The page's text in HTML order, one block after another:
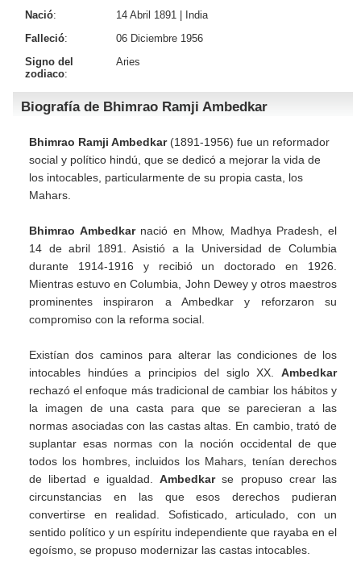
Nació: 14 Abril 1891 |
India
Falleció:
06 Diciembre 1956
Signo del
zodiaco:
Aries
Biografía de Bhimrao Ramji Ambedkar
Bhimrao Ramji Ambedkar(1891-1956) fue un reformador
social y político hindú, que se dedicó a mejorar la vida de
los intocables, particularmente de su propia casta, los
Mahars.
Bhimrao Ambedkarnació en Mhow, Madhya Pradesh, el
14 de abril 1891. Asistió a la Universidad de Columbia
durante 1914-1916 y recibió un doctorado en 1926.
Mientras estuvo en Columbia, John Dewey y otros maestros
prominentes inspiraron a Ambedkar y reforzaron su
compromiso con la reforma social.
Existían dos caminos para alterar las condiciones de los
intocables hindúes a principios del siglo XX. Ambedkar
rechazó el enfoque más tradicional de cambiar los hábitos y
la imagen de una casta para que se parecieran a las
normas asociadas con las castas altas. En cambio, trató de
suplantar esas normas con la noción occidental de que
todos los hombres, incluidos los Mahars, tenían derechos
de libertad e igualdad. Ambedkarse propuso crear las
circunstancias en las que esos derechos pudieran
convertirse en realidad. Sofisticado, articulado, con un
sentido político y un espíritu independiente que rayaba en el
egoísmo, se propuso modernizar las castas intocables.